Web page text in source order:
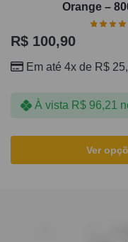
Orange –
R$ 100,90
Em até 4x de R$
À vista R$96,21
Ver